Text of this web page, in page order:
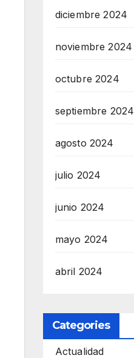
diciembre 2024
noviembre 2024
octubre 2024
septiembre 2024
agosto 2024
julio 2024
junio 2024
mayo 2024
abril 2024
Categories
Actualidad